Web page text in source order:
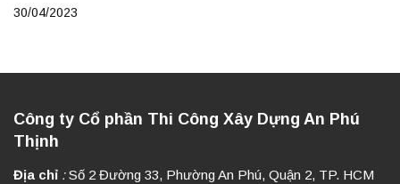
30/04/2023
Công ty Cổ phần Thi Công Xây Dựng An Phú
Thịnh
Địa chỉ :Số 2 Đường 33, Phường An Phú, Quận 2, TP. HCM